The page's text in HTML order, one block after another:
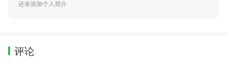
还未添加个人简介
评论